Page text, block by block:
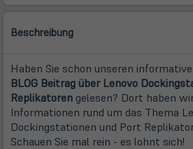
Beschreibung
Haben Sie schon unseren
BLOG Beitrag über Lenovo
Replikatoren (öffnet
in
neuem
Tab)
gelesen? Dort haben
Informationen rund um das Thema
Dockingstationen und Port
Schauen Sie mal rein - es lohnt sich!